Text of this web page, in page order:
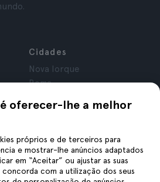
oferecer-lhe a melhor
próprios e de terceiros para
e mostrar-lhe anúncios adaptados
em “Aceitar” ou ajustar as suas
com a utilização dos seus
Cidades
Nova Iorque
Roma
Londres
Cracóvia
Tenerife